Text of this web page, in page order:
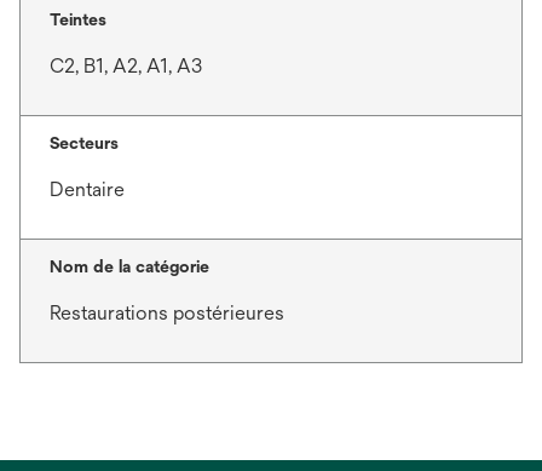
Teintes
C2, B1, A2, A1, A3
Secteurs
Dentaire
Nom de la catégorie
Restaurations postérieures